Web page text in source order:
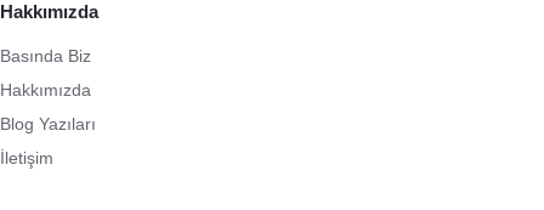
Hakkımızda
Basında Biz
Hakkımızda
Blog Yazıları
İletişim